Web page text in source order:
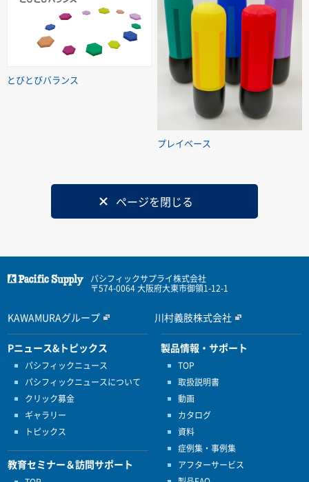
とびとびバランス
プレイベース
ページを閉じる
パシフィックサプライ株式会社
〒574-0064 大阪府大東市御領1-12-1
KAWAMURAグループ 川村義肢株式会社
Pニュース&トピックス
パシフィックニュース
パシフィックニュースについて
クリック募金
ギャラリー
トピックス
教育セミナー＆訪問サポート
製品情報・サポート
TOP
取扱説明書
動画
カタログ
資料
症例集・事例集
アフターサービス